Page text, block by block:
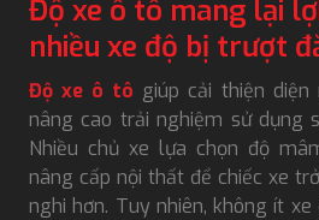
Độ xe ô tô mang lại
nhiều xe độ bị trượt
Độ xe ô tô giúp cải thiện
nâng cao trải nghiệm sử dụng
Nhiều chủ xe lựa chọn độ
nâng cấp nội thất để chiếc xe
nghi hơn. Tuy nhiên, không ít